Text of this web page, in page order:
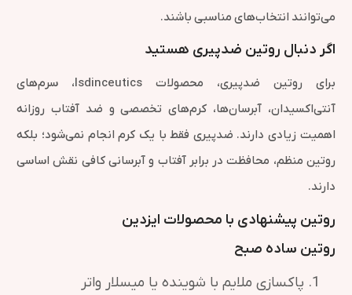
می‌توانند انتخاب‌های مناسبی باشند.
اگر دنبال روتین ضدپیری هستید
برای روتین ضدپیری، محصولات Isdinceutics، سرم‌های
آنتی‌اکسیدان، آبرسان‌ها، کرم‌های تخصصی و ضد آفتاب روزانه
اهمیت زیادی دارند. ضدپیری فقط با یک کرم انجام نمی‌شود؛ بلکه
روتین منظم، محافظت در برابر آفتاب و آبرسانی کافی نقش اساسی
دارند.
روتین پیشنهادی با محصولات ایزدین
روتین ساده صبح
پاکسازی ملایم با شوینده یا میسلار واتر